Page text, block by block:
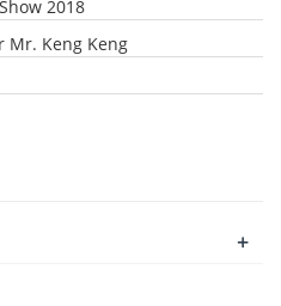
2018
Mr. Keng Keng
+